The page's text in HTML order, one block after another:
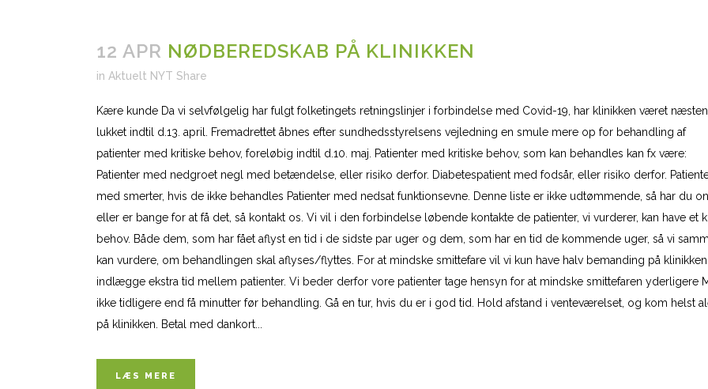
12 APR NØDBEREDSKAB PÅ KLINIKKEN
in Aktuelt NYT Share
Kære kunde Da vi selvfølgelig har fulgt folketingets retningslinjer i forbindelse med Covid-19, har klinikken været næsten
lukket indtil d.13. april. Fremadrettet åbnes efter sundhedsstyrelsens vejledning en smule mere op for behandling af
patienter med kritiske behov, foreløbig indtil d.10. maj. Patienter med kritiske behov, som kan behandles kan fx være:
Patienter med nedgroet negl med betændelse, eller risiko derfor. Diabetespatient med fodsår, eller risiko derfor.
med smerter, hvis de ikke behandles Patienter med nedsat funktionsevne. Denne liste er ikke udtømmende, så har du
eller er bange for at få det, så kontakt os. Vi vil i den forbindelse løbende kontakte de patienter, vi vurderer, kan have et
behov. Både dem, som har fået aflyst en tid i de sidste par uger og dem, som har en tid de kommende uger, så vi
kan vurdere, om behandlingen skal aflyses/flyttes. For at mindske smittefare vil vi kun have halv bemanding på
indlægge ekstra tid mellem patienter. Vi beder derfor vore patienter tage hensyn for at mindske smittefaren yderligere
ikke tidligere end få minutter før behandling. Gå en tur, hvis du er i god tid. Hold afstand i venteværelset, og kom helst
på klinikken. Betal med dankort...
LÆS MERE